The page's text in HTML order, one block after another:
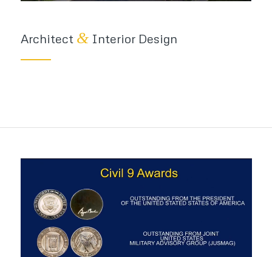
Architect &Interior Design